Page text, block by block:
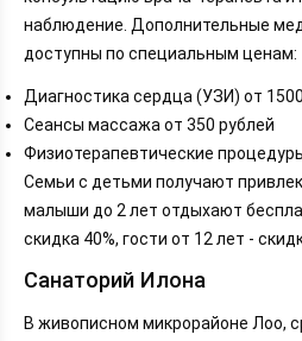
наблюдение. Дополнительные
доступны по специальным ценам:
Диагностика сердца (УЗИ) от
Сеансы массажа от 350 рублей
Физиотерапевтические
Семьи с детьми получают
малыши до 2 лет отдыхают
скидка 40%, гости от 12 лет -
Санаторий Илона
В живописном микрорайоне Лоо,